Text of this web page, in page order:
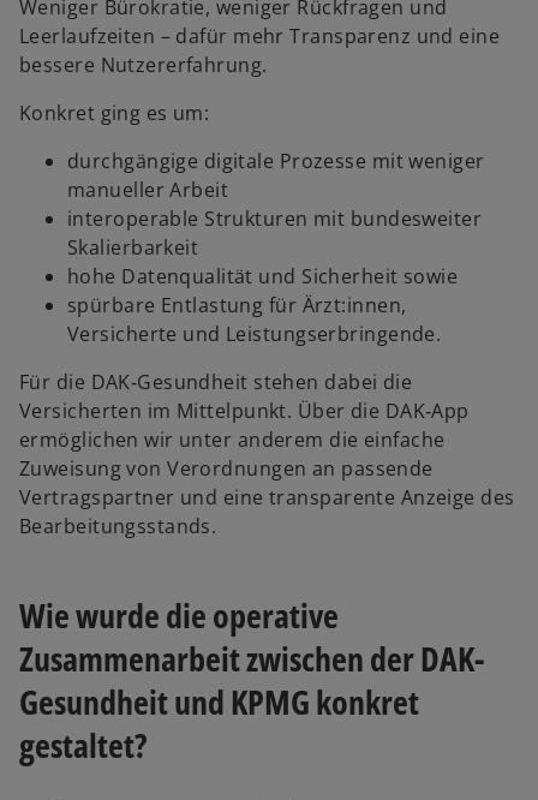
Weniger Bürokratie, weniger Rückfragen und
Leerlaufzeiten – dafür mehr Transparenz und eine
bessere Nutzererfahrung.
Konkret ging es um:
durchgängige digitale Prozesse mit weniger
manueller Arbeit
interoperable Strukturen mit bundesweiter
Skalierbarkeit
hohe Datenqualität und Sicherheit sowie
spürbare Entlastung für Ärzt:innen,
Versicherte und Leistungserbringende.
Für die DAK‑Gesundheit stehen dabei die
Versicherten im Mittelpunkt. Über die DAK‑App
ermöglichen wir unter anderem die einfache
Zuweisung von Verordnungen an passende
Vertragspartner und eine transparente Anzeige des
Bearbeitungsstands.
Wie wurde die operative
Zusammenarbeit zwischen der DAK-
Gesundheit und KPMG konkret
gestaltet?